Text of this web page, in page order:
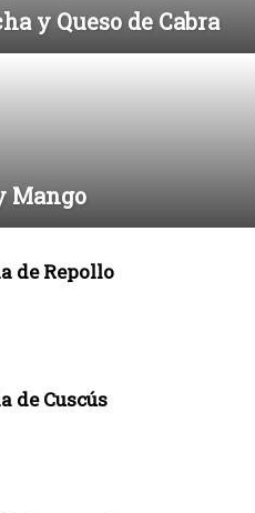
y Queso de Cabra
Mango
de Repollo
de Cuscús